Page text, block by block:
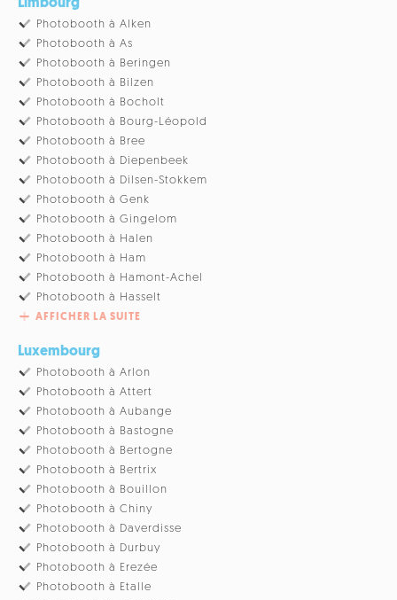
Limbourg
Photobooth à Alken
Photobooth à As
Photobooth à Beringen
Photobooth à Bilzen
Photobooth à Bocholt
Photobooth à Bourg-Léopold
Photobooth à Bree
Photobooth à Diepenbeek
Photobooth à Dilsen-Stokkem
Photobooth à Genk
Photobooth à Gingelom
Photobooth à Halen
Photobooth à Ham
Photobooth à Hamont-Achel
Photobooth à Hasselt
AFFICHER LA SUITE
Luxembourg
Photobooth à Arlon
Photobooth à Attert
Photobooth à Aubange
Photobooth à Bastogne
Photobooth à Bertogne
Photobooth à Bertrix
Photobooth à Bouillon
Photobooth à Chiny
Photobooth à Daverdisse
Photobooth à Durbuy
Photobooth à Erezée
Photobooth à Etalle